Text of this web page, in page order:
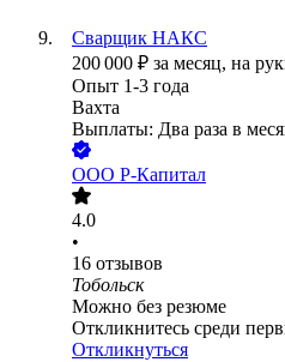
Сварщик НАКС
200 000 ₽ за месяц, на
Опыт 1-3 года
Вахта
Выплаты: Два раза в
ООО Р-Капитал
4.0
•
16 отзывов
Тобольск
Можно без резюме
Откликнитесь среди
Откликнуться